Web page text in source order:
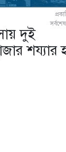
দুই
শয‍্যার